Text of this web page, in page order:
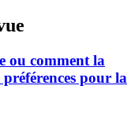
ou comment la
pour la